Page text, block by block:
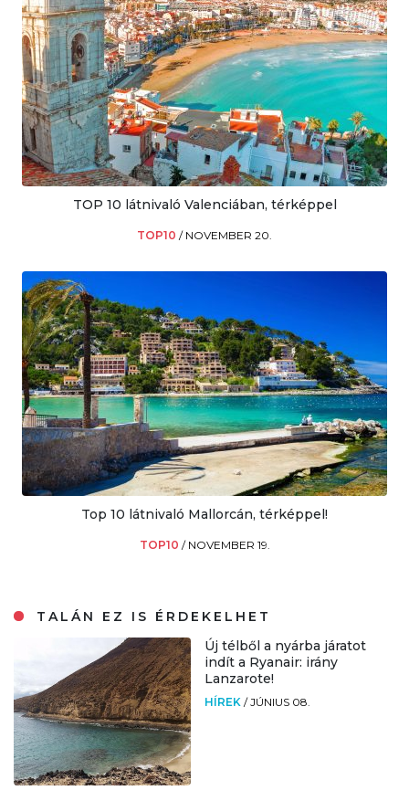
TOP 10 látnivaló Valenciában, térképpel
TOP10 / NOVEMBER 20.
Top 10 látnivaló Mallorcán, térképpel!
TOP10 / NOVEMBER 19.
TALÁN EZ IS ÉRDEKELHET
Új télből a nyárba járatot
indít a Ryanair: irány
Lanzarote!
HÍREK /JÚNIUS 08.